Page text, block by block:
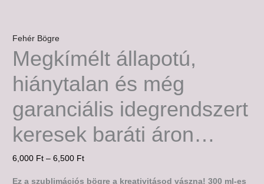
Fehér Bögre
Megkímélt állapotú,
hiánytalan és még
garanciális idegrendszert
keresek baráti áron…
6,000 Ft – 6,500 Ft
Ez a szublimációs bögre a kreativitásod vászna! 300 ml-es